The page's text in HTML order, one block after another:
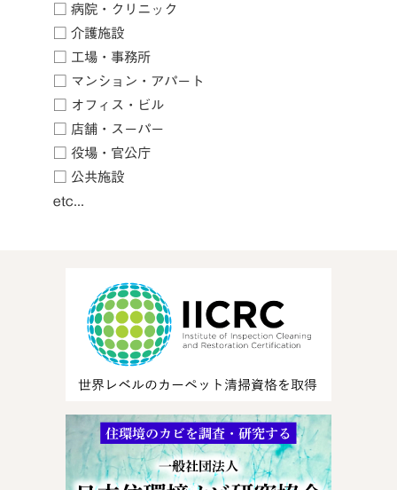
□ 病院・クリニック
□ 介護施設
□ 工場・事務所
□ マンション・アパート
□ オフィス・ビル
□ 店舗・スーパー
□ 役場・官公庁
□ 公共施設
etc...